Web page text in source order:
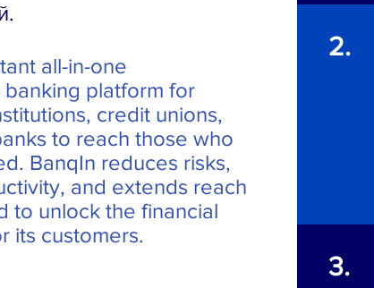
all-in-one
platform for
credit unions,
to reach those who
BanqIn reduces risks,
and extends reach
to unlock the financial
its customers.
2.
3.